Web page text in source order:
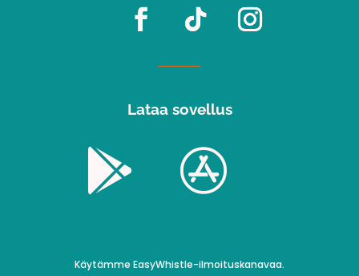
Lataa sovellus
 
Käytämme EasyWhistle-ilmoituskanavaa.